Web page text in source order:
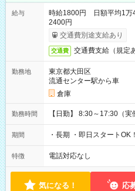
給与
時給1800円 日額平均1万
2400円
交通費別途支給あり
交通費 交通費支給（規定
勤務地
東京都大田区
流通センター駅から車
倉庫
勤務時間 【日勤】 8:30～17:30（実
期間 ・長期 ・即日スタートOK！
特徴 電話対応なし
気になる！ 応